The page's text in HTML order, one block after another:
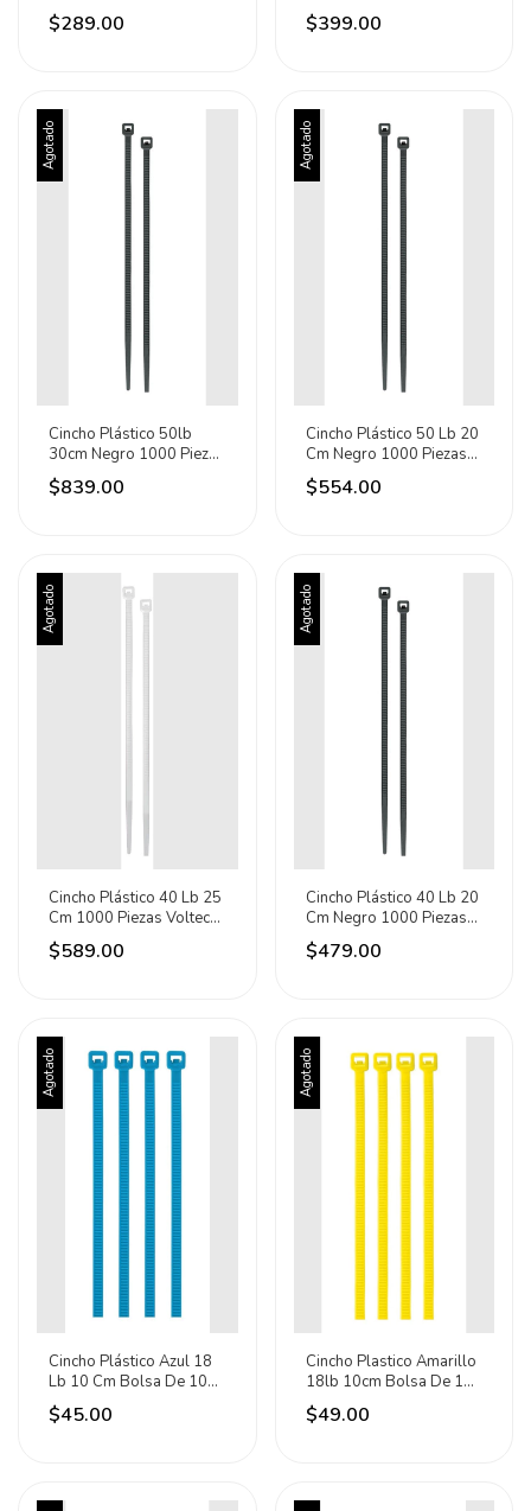
Volteck 47467
$289.00
Pz 47468
$399.00
Agotado
Cincho Plástico 50lb
30cm Negro 1000 Piezas
Volteck 47472
$839.00
Agotado
Cincho Plástico 50 Lb 20
Cm Negro 1000 Piezas
Volteck 47471
$554.00
Agotado
Cincho Plástico 40 Lb 25
Cm 1000 Piezas Volteck
47462 Blanco
$589.00
Agotado
Cincho Plástico 40 Lb 20
Cm Negro 1000 Piezas
Volteck 47469
$479.00
Agotado
Cincho Plástico Azul 18
Lb 10 Cm Bolsa De 100
Piezas 41011
$45.00
Agotado
Cincho Plastico Amarillo
18lb 10cm Bolsa De 100
Piezas 41014 Amarillo
$49.00